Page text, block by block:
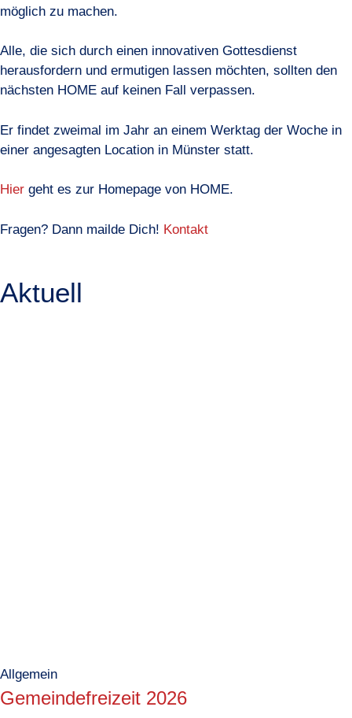
möglich zu machen.
Alle, die sich durch einen innovativen Gottesdienst
herausfordern und ermutigen lassen möchten, sollten den
nächsten HOME auf keinen Fall verpassen.
Er findet zweimal im Jahr an einem Werktag der Woche in
einer angesagten Location in Münster statt.
Hier geht es zur Homepage von HOME.
Fragen? Dann mailde Dich! Kontakt
Aktuell
Allgemein
Gemeindefreizeit 2026